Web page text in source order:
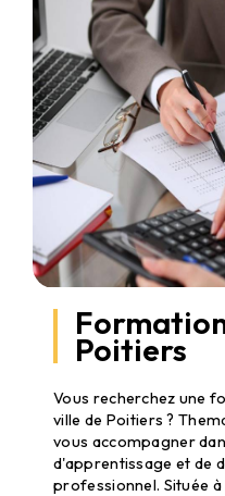
Poitiers
Vous recherchez une
ville de Poitiers ?
vous accompagner
d'apprentissage et de
professionnel. Située à